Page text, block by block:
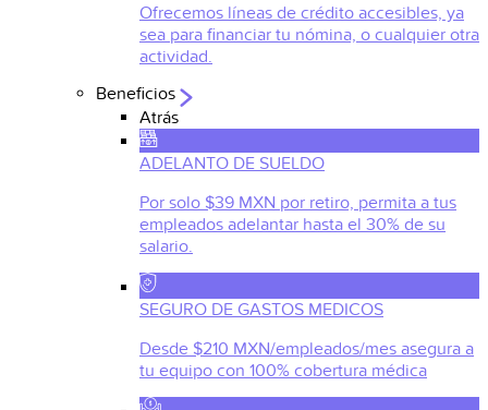
Ofrecemos líneas de crédito accesibles, ya
sea para financiar tu nómina, o cualquier otra
actividad.
Beneficios
Atrás
ADELANTO DE SUELDO
Por solo $39 MXN por retiro, permita a tus
empleados adelantar hasta el 30% de su
salario.
SEGURO DE GASTOS MEDICOS
Desde $210 MXN/empleados/mes asegura a
tu equipo con 100% cobertura médica